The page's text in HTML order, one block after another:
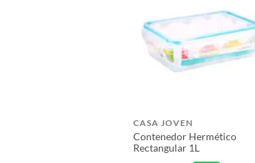
CASA JOVEN
Contenedor Hermético
Rectangular 1L